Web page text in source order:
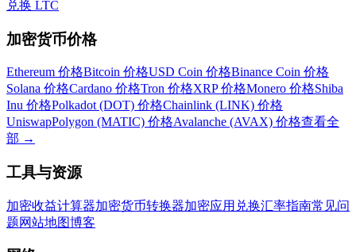
兑换 LTC
加密货币价格
Ethereum 价格Bitcoin 价格USD Coin 价格Binance Coin 价格
Solana 价格Cardano 价格Tron 价格XRP 价格Monero 价格Shiba
Inu 价格Polkadot (DOT) 价格Chainlink (LINK) 价格
UniswapPolygon (MATIC) 价格Avalanche (AVAX) 价格查看全
部 →
工具与资源
加密收益计算器加密货币转换器加密应用 兑换汇率指南常见问
题网站地图博客